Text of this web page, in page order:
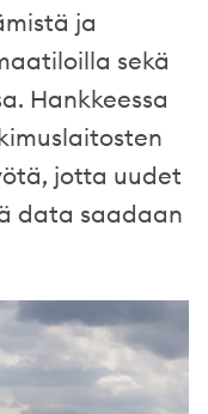
ja
sekä
Hankkeessa
jotta uudet
data saadaan